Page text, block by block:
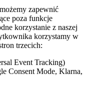
zapewnić
poza funkcje
korzystanie z naszej
korzystamy w
trzecich:
Event Tracking)
Consent Mode, Klarna,